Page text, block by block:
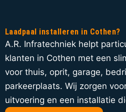
Laadpaal installeren in Cothen?
A.R. Infratechniek helpt
klanten in Cothen met een
voor thuis, oprit, garage,
parkeerplaats. Wij zorgen
uitvoering en een installatie